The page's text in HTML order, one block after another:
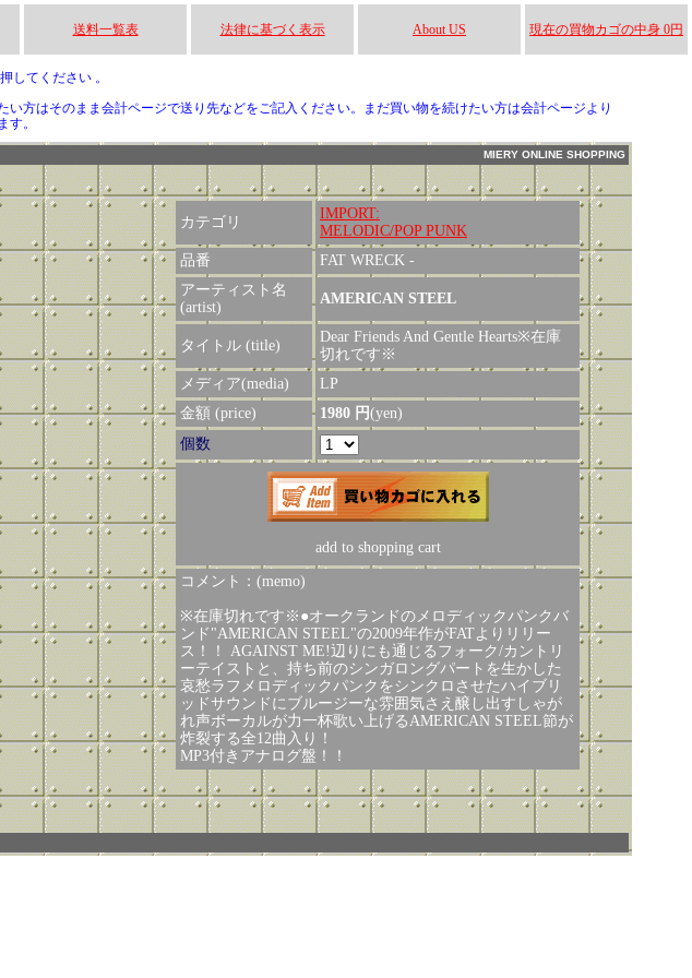
送料一覧表 法律に基づく表示 About US 現在の買物カゴの中身 0円
してください 。
方はそのまま会計ページで送り先などをご記入ください。まだ買い物を続けたい方は会計ページより
す。
MIERY ONLINE SHOPPING
カテゴリ
IMPORT:
MELODIC/POP PUNK
品番
FAT WRECK -
アーティスト名
(artist)
AMERICAN STEEL
タイトル (title)
Dear Friends And Gentle Hearts※在庫
切れです※
メディア(media)
LP
金額 (price)
1980 円(yen)
個数
add to shopping cart
コメント：(memo)
※在庫切れです※●オークランドのメロディックパンクバ
ンド"AMERICAN STEEL"の2009年作がFATよりリリー
ス！！ AGAINST ME!辺りにも通じるフォーク/カントリ
ーテイストと、持ち前のシンガロングパートを生かした
哀愁ラフメロディックパンクをシンクロさせたハイブリ
ッドサウンドにブルージーな雰囲気さえ醸し出すしゃが
れ声ボーカルが力一杯歌い上げるAMERICAN STEEL節が
炸裂する全12曲入り！
MP3付きアナログ盤！！